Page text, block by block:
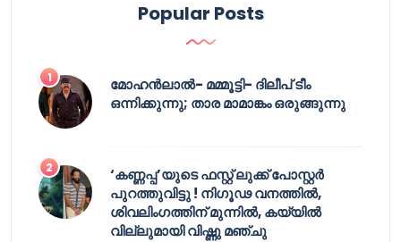
Popular Posts
മോഹൻലാൽ- മമ്മൂട്ടി- ദിലീപ് ടീം
ഒന്നിക്കുന്നു; താര മാമാങ്കം ഒരുങ്ങുന്നു
‘കണ്ണപ്പ’യുടെ ഫസ്റ്റ് ലുക്ക് പോസ്റ്റർ
പുറത്തുവിട്ടു ! നിഗൂഢ വനത്തിൽ,
ശിവലിംഗത്തിന് മുന്നിൽ, കയ്യിൽ
വില്ലുമായി വിഷ്ണു മഞ്ചു